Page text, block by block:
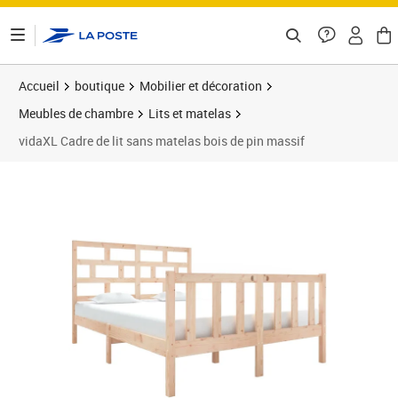
Accueil boutique
Mobilier et décoration
Meubles de chambre
Lits et matelas
vidaXL Cadre de lit sans matelas bois de pin massif